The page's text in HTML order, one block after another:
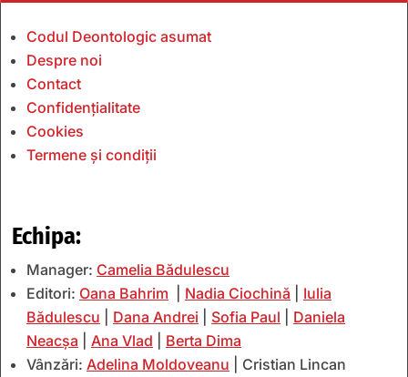
Codul Deontologic asumat
Despre noi
Contact
Confidențialitate
Cookies
Termene și condiții
Echipa:
Manager: Camelia Bădulescu
Editori: Oana Bahrim Nadia Ciochină
Iulia
Bădulescu
Dana Andrei Sofia Paul
Daniela
Neacșa
Ana Vlad
Berta Dima
Vânzări: Adelina Moldoveanu | Cristian Lincan